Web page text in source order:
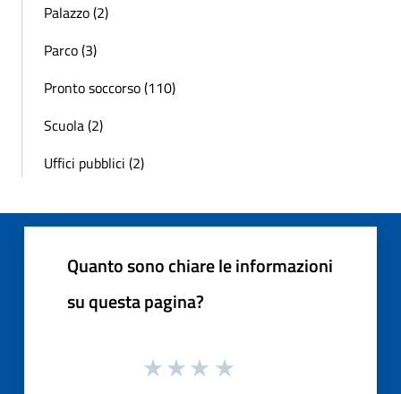
Palazzo (2)
Parco (3)
Pronto soccorso (110)
Scuola (2)
Uffici pubblici (2)
Quanto sono chiare le informazioni
su questa pagina?